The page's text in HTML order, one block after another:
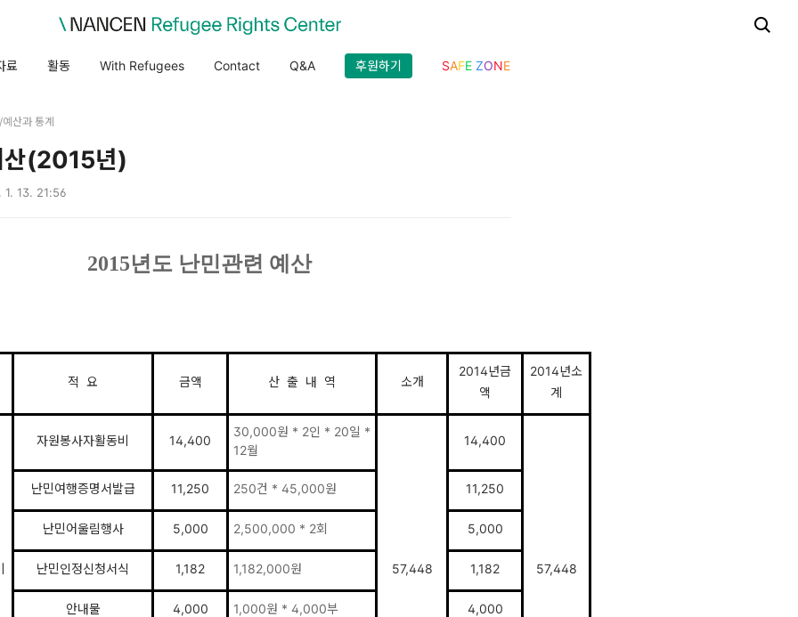
료 활동 With Refugees Contact Q&A 후원하기 SAFE ZONE
산과 통계
산(2015년)
1. 13. 21:56
2015년도 난민관련 예산
적 요 금액 산 출 내 역 소개
2014년금
액
2014년소
계
자원봉사자활동비 14,400
30,000원 * 2인 * 20일 *
12월
57,448
14,400
57,448
난민여행증명서발급 11,250 250건 * 45,000원 11,250
난민어울림행사 5,000 2,500,000 * 2회 5,000
난민인정신청서식 1,182 1,182,000원 1,182
안내물 4,000 1,000원 * 4,000부 4,000